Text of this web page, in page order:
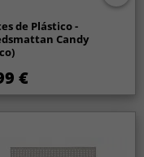
de Plástico -
Candy
€